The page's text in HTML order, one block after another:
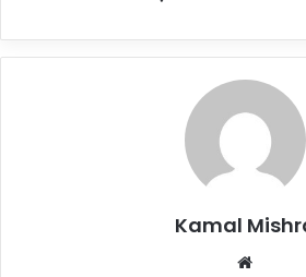
Kamal
Website